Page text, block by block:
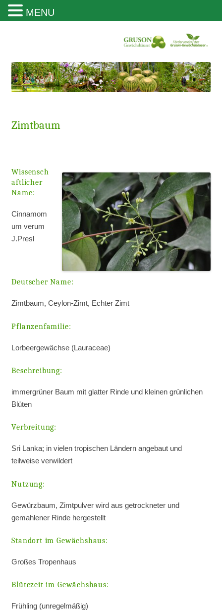
Gruson Gewächshäuser Magdeburg
Zimtbaum
Wissensch
aftlicher
Name:
Cinnamom
um verum
J.Presl
Deutscher Name:
Zimtbaum, Ceylon-Zimt, Echter Zimt
Pflanzenfamilie:
Lorbeergewächse (Lauraceae)
Beschreibung:
immergrüner Baum mit glatter Rinde und kleinen grünlichen
Blüten
Verbreitung:
Sri Lanka; in vielen tropischen Ländern angebaut und
teilweise verwildert
Nutzung:
Gewürzbaum, Zimtpulver wird aus getrockneter und
gemahlener Rinde hergestellt
Standort im Gewächshaus:
Großes Tropenhaus
Blütezeit im Gewächshaus:
Frühling (unregelmäßig)
MENU